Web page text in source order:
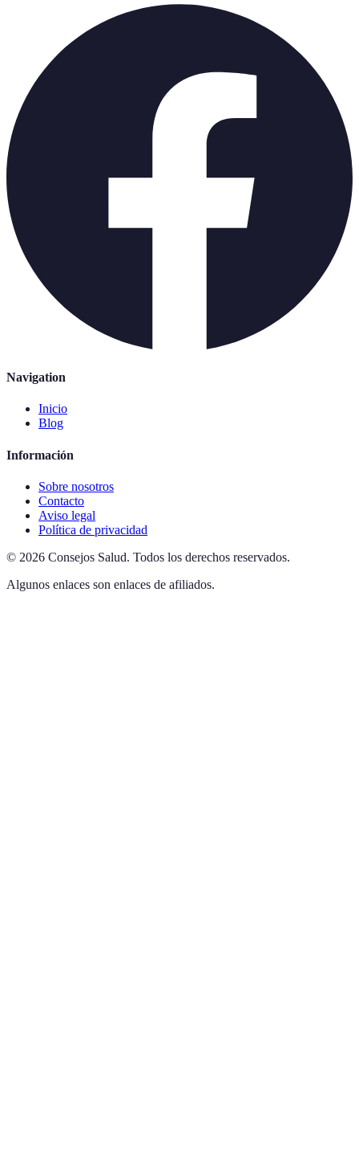
Navigation
Inicio
Blog
Información
Sobre nosotros
Contacto
Aviso legal
Política de privacidad
© 2026 Consejos Salud. Todos los derechos reservados.
Algunos enlaces son enlaces de afiliados.